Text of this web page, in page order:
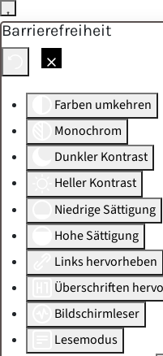
Barrierefreiheit
Farben umkehren
Monochrom
Dunkler Kontrast
Heller Kontrast
Niedrige Sättigung
Hohe Sättigung
Links hervorheben
Überschriften
Bildschirmleser
Lesemodus
Skip to main content